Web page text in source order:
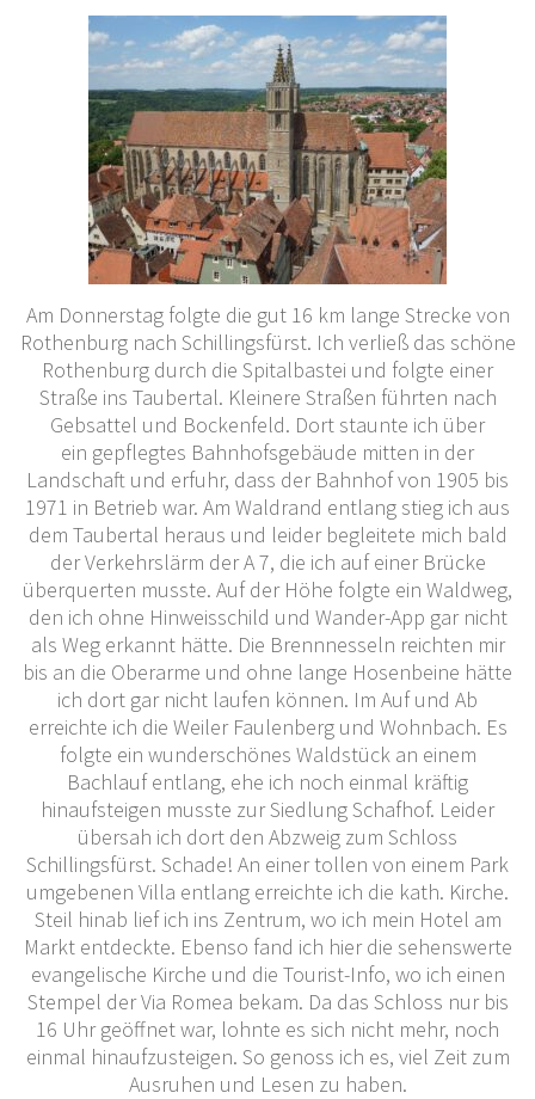
Am Donnerstag folgte die gut 16 km lange Strecke von
Rothenburg nach Schillingsfürst. Ich verließ das schöne
Rothenburg durch die Spitalbastei und folgte einer
Straße ins Taubertal. Kleinere Straßen führten nach
Gebsattel und Bockenfeld. Dort staunte ich über
ein gepflegtes Bahnhofsgebäude mitten in der
Landschaft und erfuhr, dass der Bahnhof von 1905 bis
1971 in Betrieb war. Am Waldrand entlang stieg ich aus
dem Taubertal heraus und leider begleitete mich bald
der Verkehrslärm der A 7, die ich auf einer Brücke
überquerten musste. Auf der Höhe folgte ein Waldweg,
den ich ohne Hinweisschild und Wander-App gar nicht
als Weg erkannt hätte. Die Brennnesseln reichten mir
bis an die Oberarme und ohne lange Hosenbeine hätte
ich dort gar nicht laufen können. Im Auf und Ab
erreichte ich die Weiler Faulenberg und Wohnbach. Es
folgte ein wunderschönes Waldstück an einem
Bachlauf entlang, ehe ich noch einmal kräftig
hinaufsteigen musste zur Siedlung Schafhof. Leider
übersah ich dort den Abzweig zum Schloss
Schillingsfürst. Schade! An einer tollen von einem Park
umgebenen Villa entlang erreichte ich die kath. Kirche.
Steil hinab lief ich ins Zentrum, wo ich mein Hotel am
Markt entdeckte. Ebenso fand ich hier die sehenswerte
evangelische Kirche und die Tourist-Info, wo ich einen
Stempel der Via Romea bekam. Da das Schloss nur bis
16 Uhr geöffnet war, lohnte es sich nicht mehr, noch
einmal hinaufzusteigen. So genoss ich es, viel Zeit zum
Ausruhen und Lesen zu haben.